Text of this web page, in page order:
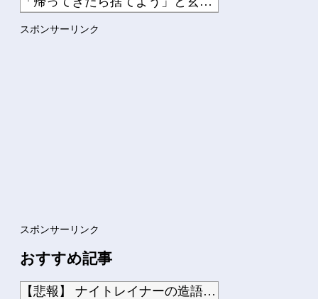
スポンサーリンク
スポンサーリンク
おすすめ記事
【悲報】 ナイトレイナーの造語、ガチでキモすぎて終わる…